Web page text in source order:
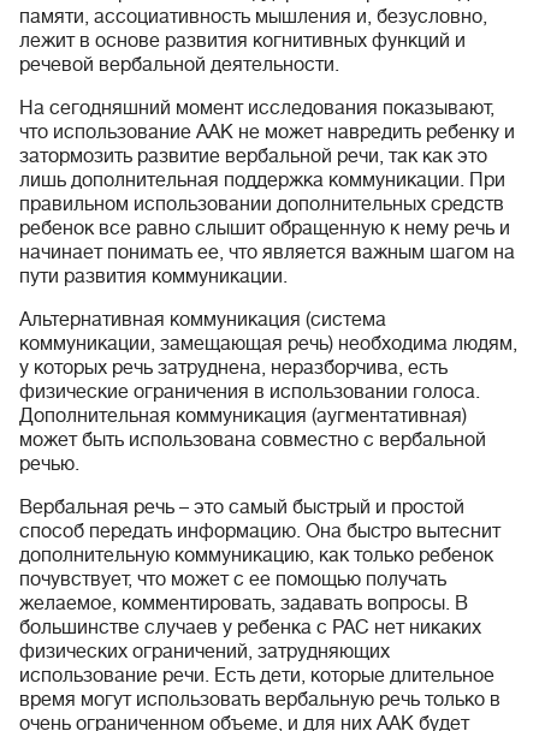
памяти, ассоциативность мышления и, безусловно,
лежит в основе развития когнитивных функций и
речевой вербальной деятельности.
На сегодняшний момент исследования показывают,
что использование ААК не может навредить ребенку и
затормозить развитие вербальной речи, так как это
лишь дополнительная поддержка коммуникации. При
правильном использовании дополнительных средств
ребенок все равно слышит обращенную к нему речь и
начинает понимать ее, что является важным шагом на
пути развития коммуникации.
Альтернативная коммуникация (система
коммуникации, замещающая речь) необходима людям,
у которых речь затруднена, неразборчива, есть
физические ограничения в использовании голоса.
Дополнительная коммуникация (аугментативная)
может быть использована совместно с вербальной
речью.
Вербальная речь – это самый быстрый и простой
способ передать информацию. Она быстро вытеснит
дополнительную коммуникацию, как только ребенок
почувствует, что может с ее помощью получать
желаемое, комментировать, задавать вопросы. В
большинстве случаев у ребенка с РАС нет никаких
физических ограничений, затрудняющих
использование речи. Есть дети, которые длительное
время могут использовать вербальную речь только в
очень ограниченном объеме, и для них ААК будет